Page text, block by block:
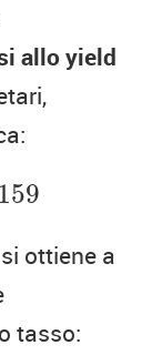
allo yield
ottiene a
tasso: